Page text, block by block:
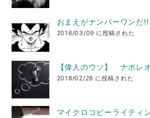
おまえがナンバーワンだ!!
2016/03/09 に投稿された
【偉人のウソ】 ナポレ
2018/02/28 に投稿された
マイクロコピーライティ